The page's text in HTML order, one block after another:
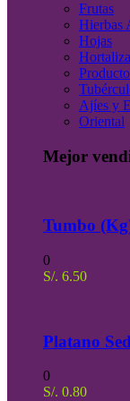
Frutas
Hierbas
Hojas
Ajíes y
Oriental
Mejor
Tumbo
0
S/. 6.50
Platano
0
S/. 0.80